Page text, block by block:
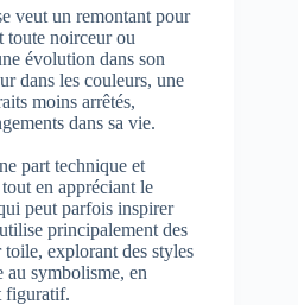
veut un remontant pour
toute noirceur ou
évolution dans son
dans les couleurs, une
moins arrêtés,
dans sa vie.
part technique et
en appréciant le
peut parfois inspirer
principalement des
explorant des styles
au symbolisme, en
figuratif.